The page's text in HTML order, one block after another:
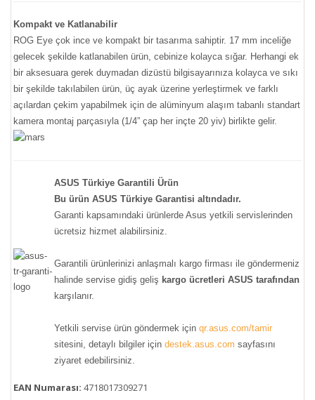
Kompakt ve Katlanabilir
ROG Eye çok ince ve kompakt bir tasarıma sahiptir. 17 mm inceliğe
gelecek şekilde katlanabilen ürün, cebinize kolayca sığar. Herhangi ek
bir aksesuara gerek duymadan dizüstü bilgisayarınıza kolayca ve sıkı
bir şekilde takılabilen ürün, üç ayak üzerine yerleştirmek ve farklı
açılardan çekim yapabilmek için de alüminyum alaşım tabanlı standart
kamera montaj parçasıyla (1/4” çap her inçte 20 yiv) birlikte gelir.
ASUS Türkiye Garantili Ürün
Bu ürün ASUS Türkiye Garantisi altındadır.
Garanti kapsamındaki ürünlerde Asus yetkili servislerinden
ücretsiz hizmet alabilirsiniz.
Garantili ürünlerinizi anlaşmalı kargo firması ile göndermeniz
halinde servise gidiş geliş kargo ücretleri ASUS tarafından
karşılanır.
Yetkili servise ürün göndermek için qr.asus.com/tamir
sitesini, detaylı bilgiler için destek.asus.com sayfasını
ziyaret edebilirsiniz.
EAN Numarası: 4718017309271